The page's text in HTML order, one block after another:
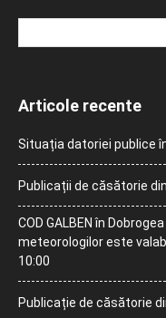
Articole recente
Situația datoriei publice
Publicații de căsătorie
COD GALBEN în
meteorologilor este
10:00
Publicație de căsătorie